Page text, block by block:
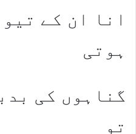
انا ان کے
ہوتی
گناہوں کی
تو